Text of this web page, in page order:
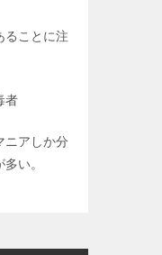
ることに注
者
ニアしか分
い。